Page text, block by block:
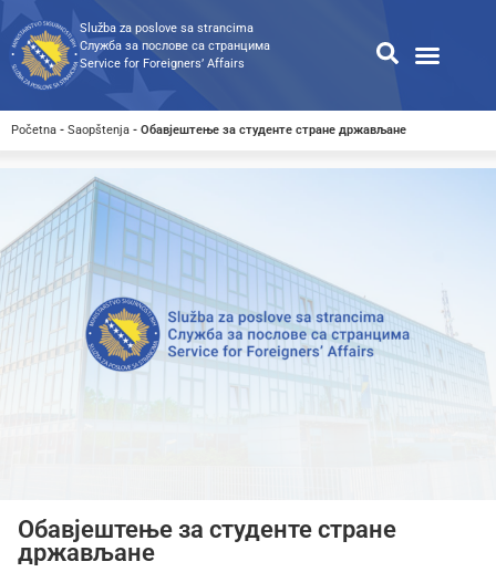
Služba za poslove sa strancima
Служба за послове са странцима
Service for Foreigners’ Affairs
Početna - Saopštenja - Обавјештење за студенте стране држављане
Обавјештење за студенте стране
држављане